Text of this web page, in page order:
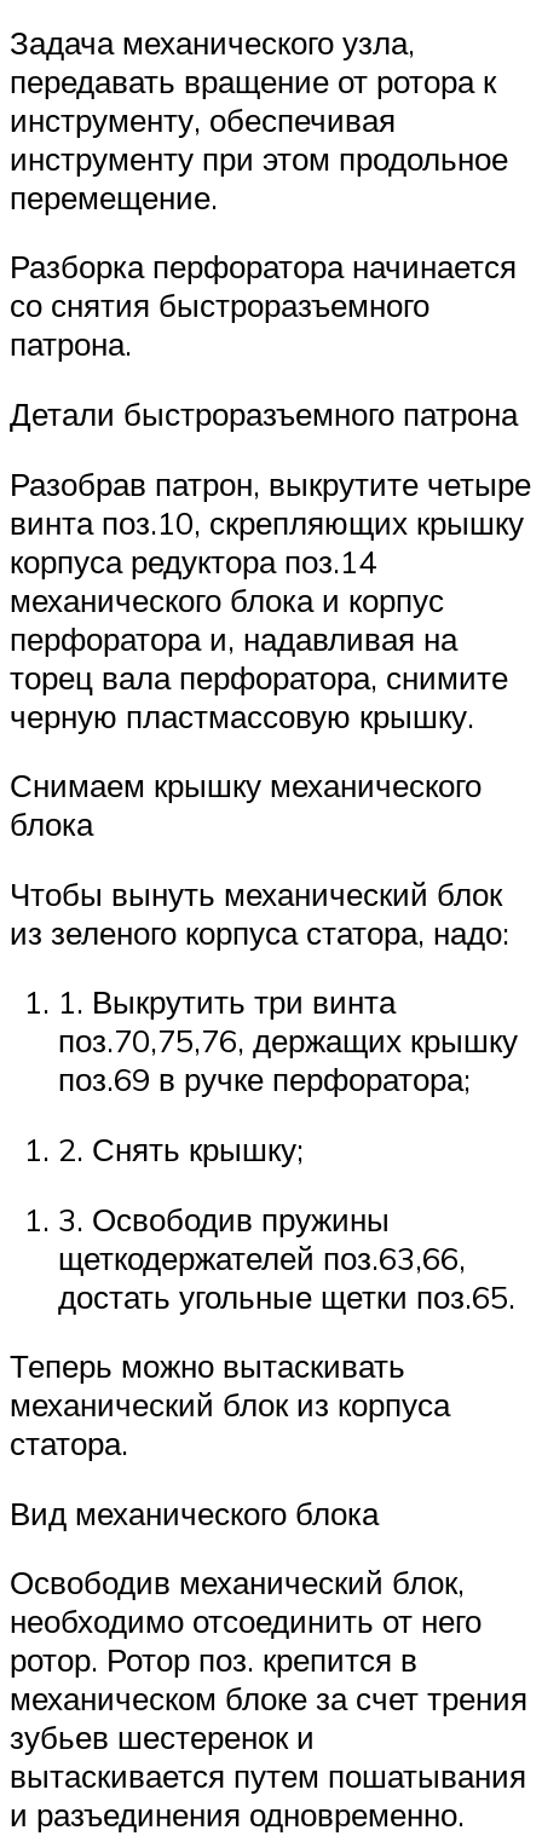
Задача механического узла,
передавать вращение от ротора к
инструменту, обеспечивая
инструменту при этом продольное
перемещение.
Разборка перфоратора начинается
со снятия быстроразъемного
патрона.
Детали быстроразъемного патрона
Разобрав патрон, выкрутите четыре
винта поз.10, скрепляющих крышку
корпуса редуктора поз.14
механического блока и корпус
перфоратора и, надавливая на
торец вала перфоратора, снимите
черную пластмассовую крышку.
Снимаем крышку механического
блока
Чтобы вынуть механический блок
из зеленого корпуса статора, надо:
1. Выкрутить три винта
поз.70,75,76, держащих крышку
поз.69 в ручке перфоратора;
2. Снять крышку;
3. Освободив пружины
щеткодержателей поз.63,66,
достать угольные щетки поз.65.
Теперь можно вытаскивать
механический блок из корпуса
статора.
Вид механического блока
Освободив механический блок,
необходимо отсоединить от него
ротор. Ротор поз. крепится в
механическом блоке за счет трения
зубьев шестеренок и
вытаскивается путем пошатывания
и разъединения одновременно.